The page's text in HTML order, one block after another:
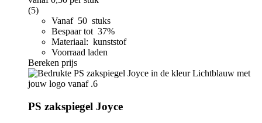
(5)
Vanaf 50 stuks
Bespaar tot 37%
Materiaal: kunststof
Voorraad laden
Bereken prijs
PS zakspiegel Joyce